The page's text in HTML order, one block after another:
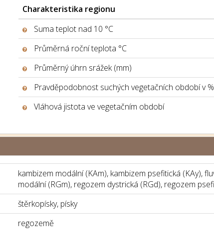
Charakteristika regionu
Suma teplot nad 10 °C
Průměrná roční teplota °C
Průměrný úhrn srážek (mm)
Pravděpodobnost suchých vegetačních období v %
Vláhová jistota ve vegetačním období
kambizem modální (KAm), kambizem psefitická (KAy),
modální (RGm), regozem dystrická (RGd), regozem
štěrkopísky, písky
regozemě